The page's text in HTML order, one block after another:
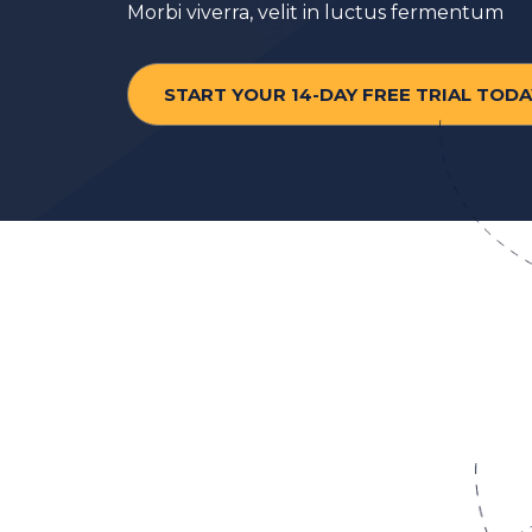
Morbi viverra, velit in luctus fermentum
START YOUR 14-DAY FREE TRIAL